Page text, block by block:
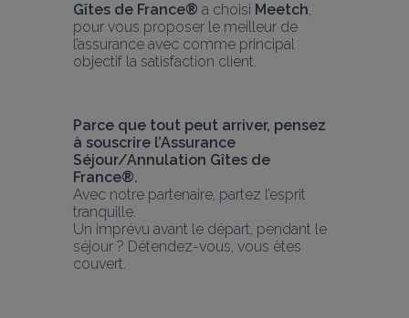
Gîtes de France® a choisi Meetch,
pour vous proposer le meilleur de
l’assurance avec comme principal
objectif la satisfaction client.
Parce que tout peut arriver, pensez
à souscrire l’Assurance
Séjour/Annulation Gîtes de
France®.
Avec notre partenaire, partez l’esprit
tranquille.
Un imprévu avant le départ, pendant le
séjour ? Détendez-vous, vous êtes
couvert.